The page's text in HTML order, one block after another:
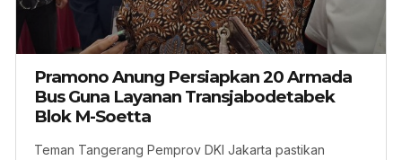
Pramono Anung Persiapkan 20 Armada
Bus Guna Layanan Transjabodetabek
Blok M-Soetta
Teman Tangerang Pemprov DKI Jakarta pastikan